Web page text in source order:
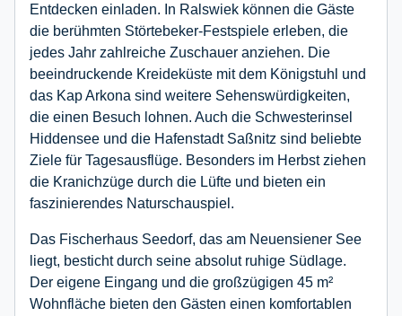
Entdecken einladen. In Ralswiek können die Gäste
die berühmten Störtebeker-Festspiele erleben, die
jedes Jahr zahlreiche Zuschauer anziehen. Die
beeindruckende Kreideküste mit dem Königstuhl und
das Kap Arkona sind weitere Sehenswürdigkeiten,
die einen Besuch lohnen. Auch die Schwesterinsel
Hiddensee und die Hafenstadt Saßnitz sind beliebte
Ziele für Tagesausflüge. Besonders im Herbst ziehen
die Kranichzüge durch die Lüfte und bieten ein
faszinierendes Naturschauspiel.
Das Fischerhaus Seedorf, das am Neuensiener See
liegt, besticht durch seine absolut ruhige Südlage.
Der eigene Eingang und die großzügigen 45 m²
Wohnfläche bieten den Gästen einen komfortablen